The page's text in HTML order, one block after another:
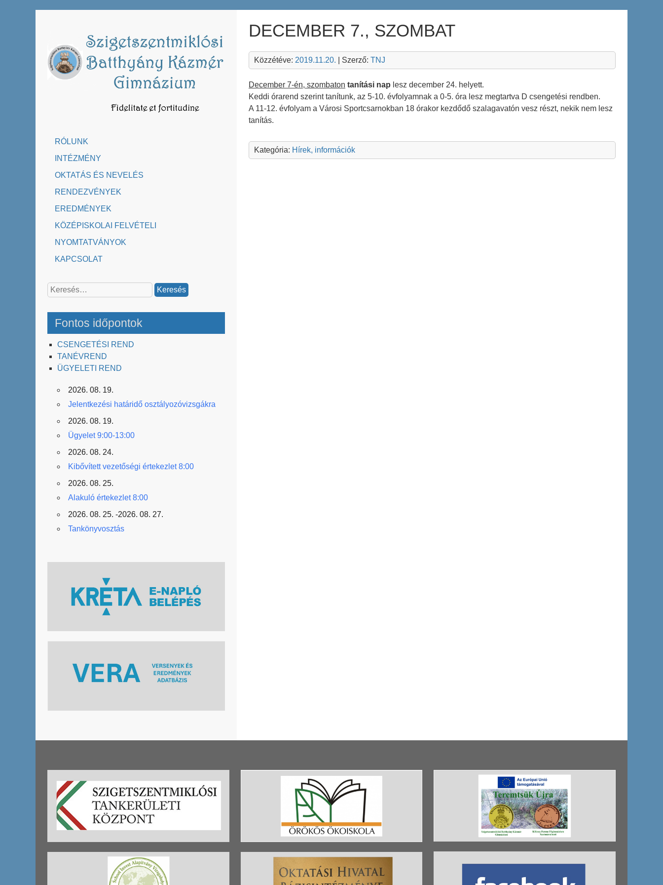
RÓLUNK
INTÉZMÉNY
OKTATÁS ÉS NEVELÉS
RENDEZVÉNYEK
EREDMÉNYEK
KÖZÉPISKOLAI FELVÉTELI
NYOMTATVÁNYOK
KAPCSOLAT
Keresés:
Fontos időpontok
CSENGETÉSI REND
TANÉVREND
ÜGYELETI REND
2026. 08. 19.
Jelentkezési határidő osztályozóvizsgákra
2026. 08. 19.
Ügyelet 9:00-13:00
2026. 08. 24.
Kibővített vezetőségi értekezlet 8:00
2026. 08. 25.
Alakuló értekezlet 8:00
2026. 08. 25. -2026. 08. 27.
Tankönyvosztás
DECEMBER 7., SZOMBAT
Közzétéve: 2019.11.20. | Szerző: TNJ
December 7-én, szombaton tanítási nap lesz december 24. helyett.
Keddi órarend szerint tanítunk, az 5-10. évfolyamnak a 0-5. óra lesz megtartva D csengetési rendben.
A 11-12. évfolyam a Városi Sportcsarnokban 18 órakor kezdődő szalagavatón vesz részt, nekik nem lesz
tanítás.
Kategória: Hírek, információk